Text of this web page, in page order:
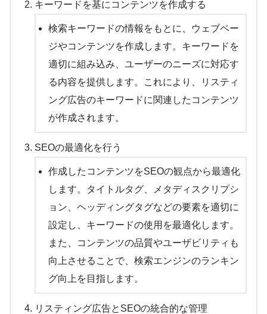
キーワードを基にコンテンツを作成する
検索キーワードの情報をもとに、ウェブペー
ジやコンテンツを作成します。キーワードを
適切に組み込み、ユーザーのニーズに対応す
る内容を提供します。これにより、リスティ
ング広告のキーワードに関連したコンテンツ
が作成されます。
SEOの最適化を行う
作成したコンテンツをSEOの観点から最適化
します。タイトルタグ、メタディスクリプシ
ョン、ヘッディングタグなどの要素を適切に
設定し、キーワードの使用を最適化します。
また、コンテンツの品質やユーザビリティも
向上させることで、検索エンジンのランキン
グ向上を目指します。
リスティング広告とSEOの統合的な管理